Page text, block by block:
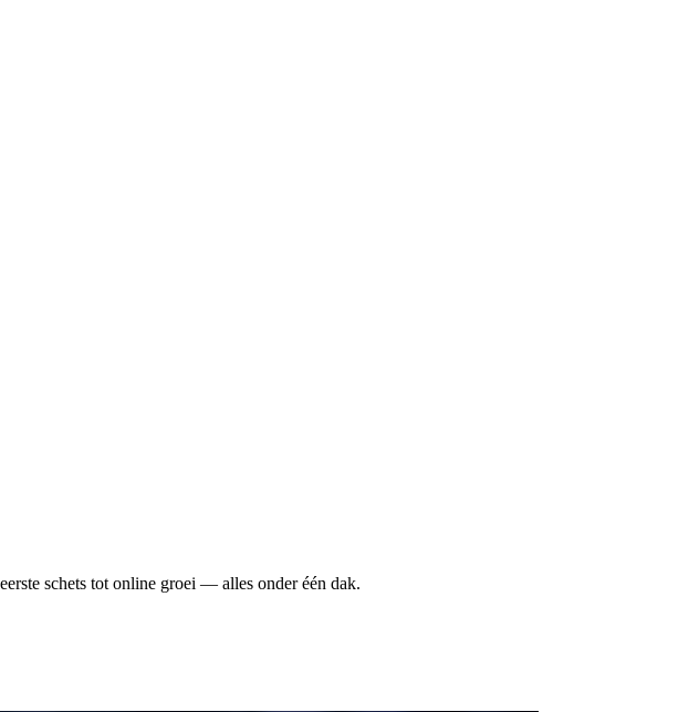
schets tot online groei — alles onder één dak.